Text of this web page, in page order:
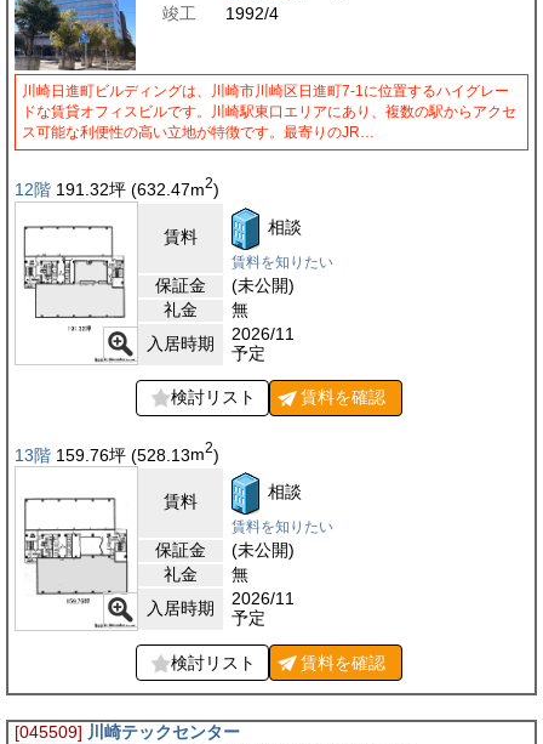
竣工
1992/4
川崎日進町ビルディングは、川崎市川崎区日進町7-1に位置するハイグレー
ドな賃貸オフィスビルです。川崎駅東口エリアにあり、複数の駅からアクセ
ス可能な利便性の高い立地が特徴です。最寄りのJR…
12階 191.32坪 (632.47m2)
賃料 相談
賃料を知りたい
保証金
(未公開)
礼金
無
入居時期
2026/11
予定
検討リスト 賃料を確認
13階 159.76坪 (528.13m2)
賃料 相談
賃料を知りたい
保証金
(未公開)
礼金
無
入居時期
2026/11
予定
検討リスト 賃料を確認
[045509] 川崎テックセンター